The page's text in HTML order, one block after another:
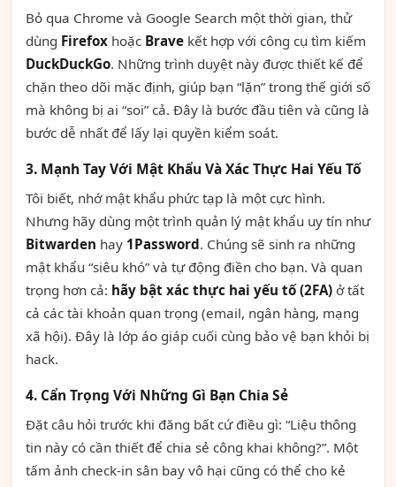
Bỏ qua Chrome và Google Search một thời gian, thử
dùng Firefox hoặc Brave kết hợp với công cụ tìm kiếm
DuckDuckGo. Những trình duyệt này được thiết kế để
chặn theo dõi mặc định, giúp bạn “lặn” trong thế giới số
mà không bị ai “soi” cả. Đây là bước đầu tiên và cũng là
bước dễ nhất để lấy lại quyền kiểm soát.
3. Mạnh Tay Với Mật Khẩu Và Xác Thực Hai Yếu Tố
Tôi biết, nhớ mật khẩu phức tạp là một cực hình.
Nhưng hãy dùng một trình quản lý mật khẩu uy tín như
Bitwarden hay 1Password. Chúng sẽ sinh ra những
mật khẩu “siêu khó” và tự động điền cho bạn. Và quan
trọng hơn cả: hãy bật xác thực hai yếu tố (2FA) ở tất
cả các tài khoản quan trọng (email, ngân hàng, mạng
xã hội). Đây là lớp áo giáp cuối cùng bảo vệ bạn khỏi bị
hack.
4. Cẩn Trọng Với Những Gì Bạn Chia Sẻ
Đặt câu hỏi trước khi đăng bất cứ điều gì: “Liệu thông
tin này có cần thiết để chia sẻ công khai không?”. Một
tấm ảnh check-in sân bay vô hại cũng có thể cho kẻ